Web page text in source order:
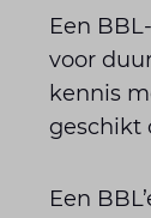
Een
voor
kennis
geschikt
Een